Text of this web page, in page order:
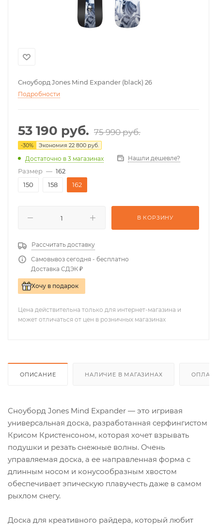
Сноуборд Jones Mind Expander (black) 26
Подробности
53 190 руб. 75 990руб.
-30% Экономия 22 800 руб.
Достаточно в 3 магазинах Нашли дешевле?
Размер — 162
150
158 162
В КОРЗИНУ
Рассчитать доставку
Самовывоз сегодня - бесплатно
Доставка СДЭК ₽
Хочу в подарок
Цена действительна только для интернет-магазина и
может отличаться от цен в розничных магазинах
ОПИСАНИЕ НАЛИЧИЕ В МАГАЗИНАХ
Сноуборд Jones Mind Expander — это игривая
универсальная доска, разработанная серфингистом
Крисом Кристенсоном, которая хочет взрывать
подушки и резать снежные волны. Очень
управляемая доска, а ее направленная форма с
длинным носом и конусообразным хвостом
обеспечивает эпическую плавучесть даже в самом
рыхлом снегу.
Доска для креативного райдера, который любит